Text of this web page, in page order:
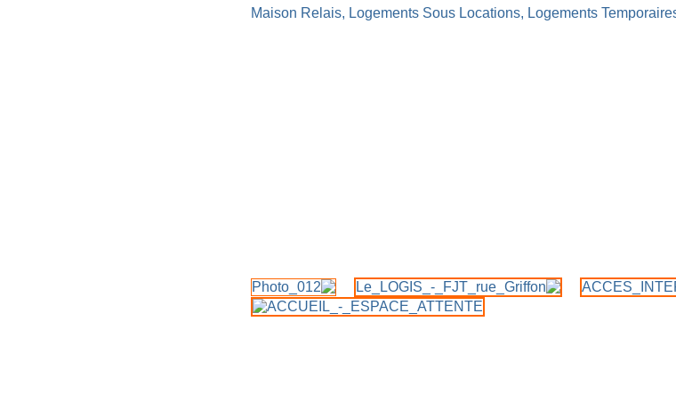
Maison Relais, Logements Sous Locations, Logements